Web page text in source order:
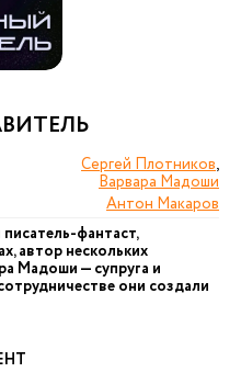
Сергей Плотников,
Варвара Мадоши
Антон Макаров
фантаст,
автор нескольких
Мадоши — супруга и
они создали